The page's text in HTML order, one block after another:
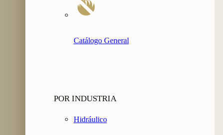
Catálogo General
POR INDUSTRIA
Hidráulico